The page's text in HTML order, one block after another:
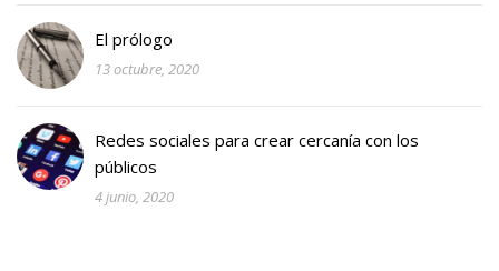
El prólogo
13 octubre, 2020
Redes sociales para crear cercanía con los
públicos
4 junio, 2020